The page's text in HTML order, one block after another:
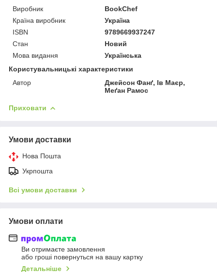
Виробник
BookChef
Країна виробник
Україна
ISBN
9789669937247
Стан
Новий
Мова видання
Українська
Користувальницькі характеристики
Автор
Джейсон Фанґ, Ів Маєр,
Меґан Рамос
Приховати
Умови доставки
Нова Пошта
Укрпошта
Всі умови доставки
Умови оплати
Ви отримаєте замовлення
або гроші повернуться на вашу картку
Детальніше